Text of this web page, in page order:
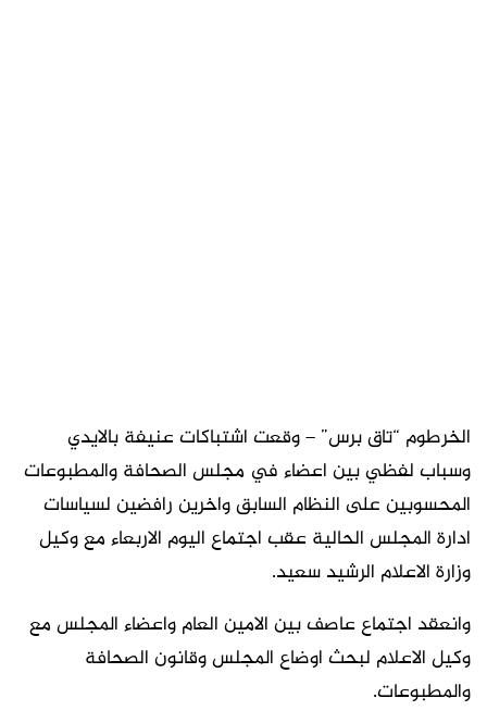
الخرطوم “تاق برس” – وقعت اشتباكات عنيفة بالايدي
وسباب لفظي بين اعضاء في مجلس الصحافة والمطبوعات
المحسوبين على النظام السابق واخرين رافضين لسياسات
ادارة المجلس الحالية عقب اجتماع اليوم الاربعاء مع وكيل
وزارة الاعلام الرشيد سعيد.
وانعقد اجتماع عاصف بين الامين العام واعضاء المجلس مع
وكيل الاعلام لبحث اوضاع المجلس وقانون الصحافة
والمطبوعات.